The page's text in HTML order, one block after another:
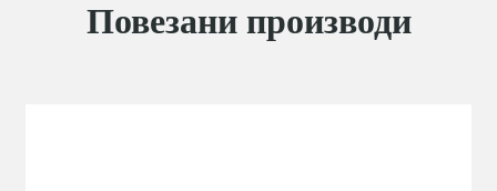
Повезани производи